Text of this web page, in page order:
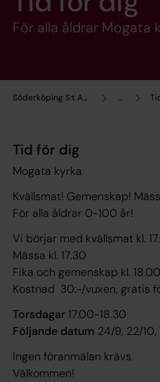
Söderköping S:t Anna församling ...
För alla åldrar Mogata
Tid för dig
Mogata kyrka
Kvällsmat! Gemenskap!
För alla åldrar 0-100 år!
Vi börjar med kvällsmat kl.
Mässa kl. 17.30
Fika och gemenskap kl. 18.00
Kostnad 30:-/vuxen, gratis
Torsdagar 17.00-18.30
Följande datum 24/9, 22/10,
Ingen föranmälan krävs.
Välkommen!